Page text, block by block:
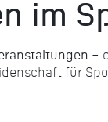
im
–
für